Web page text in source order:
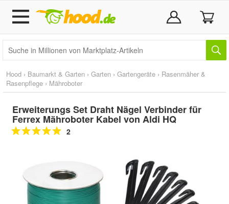
Hood › Baumarkt & Garten › Garten › Gartengeräte › Rasenmäher &
Rasenpflege › Mähroboter
Erweiterungs Set Draht Nägel Verbinder für
Ferrex Mähroboter Kabel von Aldi HQ
2